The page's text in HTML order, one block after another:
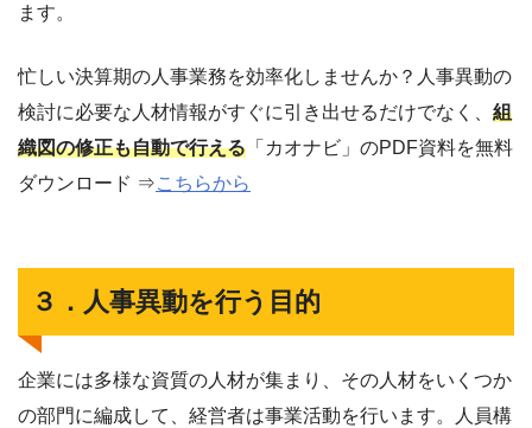
ます。
忙しい決算期の人事業務を効率化しませんか？人事異動の
検討に必要な人材情報がすぐに引き出せるだけでなく、 組
織図の修正も自動で行える 「カオナビ」のPDF資料を無料
ダウンロード ⇒こちらから
３．人事異動を行う目的
企業には多様な資質の人材が集まり、その人材をいくつか
の部門に編成して、経営者は事業活動を行います。人員構